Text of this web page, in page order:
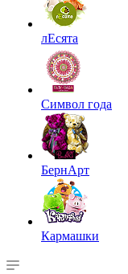
лЕсята
Символ года
БернАрт
Кармашки